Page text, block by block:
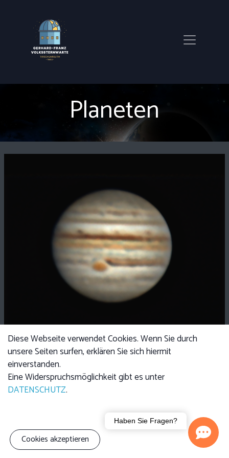
Planeten
Diese Webseite verwendet Cookies. Wenn Sie durch
unsere Seiten surfen, erklären Sie sich hiermit
einverstanden.
Eine Widerspruchsmöglichkeit gibt es unter
DATENSCHUTZ.
Cookies akzeptieren
Haben Sie Fragen?